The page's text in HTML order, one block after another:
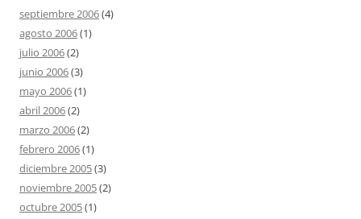
septiembre 2006(4)
agosto 2006(1)
julio 2006(2)
junio 2006(3)
mayo 2006(1)
abril 2006(2)
marzo 2006(2)
febrero 2006(1)
diciembre 2005(3)
noviembre 2005(2)
octubre 2005(1)